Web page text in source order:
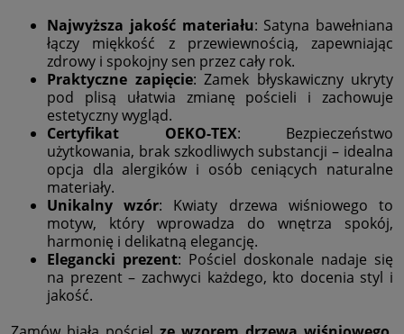
Najwyższa jakość materiału: Satyna bawełniana
łączy miękkość z przewiewnością, zapewniając
zdrowy i spokojny sen przez cały rok.
Praktyczne zapięcie: Zamek błyskawiczny ukryty
pod plisą ułatwia zmianę pościeli i zachowuje
estetyczny wygląd.
Certyfikat OEKO-TEX: Bezpieczeństwo
użytkowania, brak szkodliwych substancji – idealna
opcja dla alergików i osób ceniących naturalne
materiały.
Unikalny wzór: Kwiaty drzewa wiśniowego to
motyw, który wprowadza do wnętrza spokój,
harmonię i delikatną elegancję.
Elegancki prezent: Pościel doskonale nadaje się
na prezent – zachwyci każdego, kto docenia styl i
jakość.